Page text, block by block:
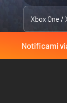
Xbox One /
Notificami